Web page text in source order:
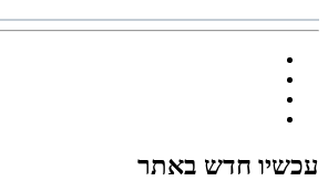
עכשיו חדש באתר